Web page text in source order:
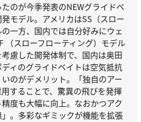
のが今季発表のNEWグライドベ
モデル。アメリカはSS（スロー
一方、国内では自分好みにウェ
（スローフローティング）モデル
慮した開発体制で、国内は奥田
ィのグライドベイトは空気抵抗
のがデメリット。「独自のアー
することで、驚異の飛びを発揮
度も大幅に向上。なおかつアク
。多彩なギミックが機能を拡張